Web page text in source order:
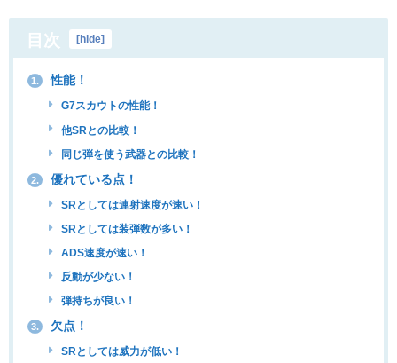
目次 [hide]
1. 性能！
G7スカウトの性能！
他SRとの比較！
同じ弾を使う武器との比較！
2. 優れている点！
SRとしては連射速度が速い！
SRとしては装弾数が多い！
ADS速度が速い！
反動が少ない！
弾持ちが良い！
3. 欠点！
SRとしては威力が低い！